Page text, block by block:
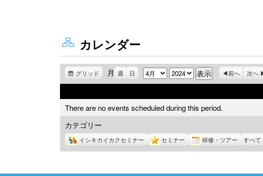
カレンダー
グリッド 月 週 日 月 年 前へ 次へ
There are no events scheduled during this period.
カテゴリー
イシキカイカクセミナー セミナー 研修・ツアー すべて